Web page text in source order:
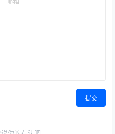
提交